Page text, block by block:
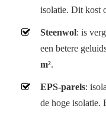
isolatie. Dit kost
Steenwol: is
een betere
m².
EPS-parels:
de hoge isolatie.